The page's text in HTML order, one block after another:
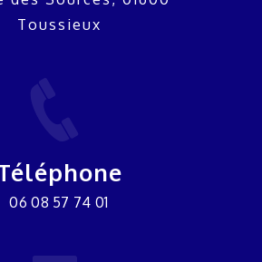
Toussieux
06 08 57 74 01